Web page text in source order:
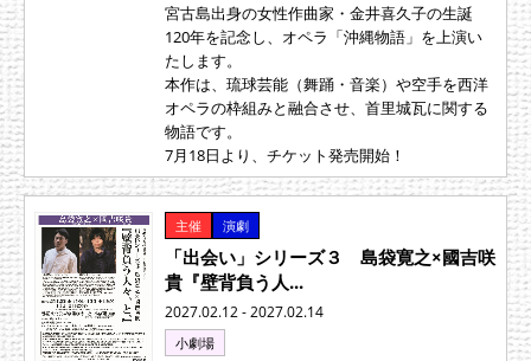
宮古島出身の女性作曲家・金井喜久子の生誕
120年を記念し、オペラ「沖縄物語」を上演い
たします。
本作は、琉球芸能（舞踊・音楽）や空手を西洋
オペラの枠組みと融合させ、首里城瓦に関する
物語です。
7月18日より、チケット発売開始！
主催 演劇
「出会い」シリーズ３ 島袋寛之×國吉咲
貴『壁背負う人...
2027.02.12 - 2027.02.14
小劇場